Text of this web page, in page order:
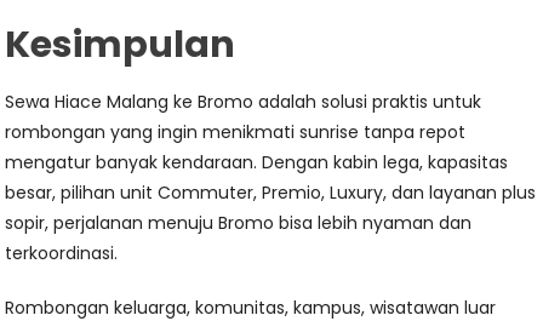
Kesimpulan
Sewa Hiace Malang ke Bromo adalah solusi praktis untuk
rombongan yang ingin menikmati sunrise tanpa repot
mengatur banyak kendaraan. Dengan kabin lega, kapasitas
besar, pilihan unit Commuter, Premio, Luxury, dan layanan plus
sopir, perjalanan menuju Bromo bisa lebih nyaman dan
terkoordinasi.
Rombongan keluarga, komunitas, kampus, wisatawan luar